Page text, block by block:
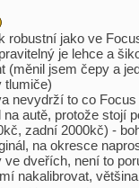
robustní jako ve
je lehce a
(měnil jsem čepy a
tlumiče)
nevydrží to co
autě, protože stojí
zadní 2000kč) -
na okresce
ve dveřích, není to
nakalibrovat,